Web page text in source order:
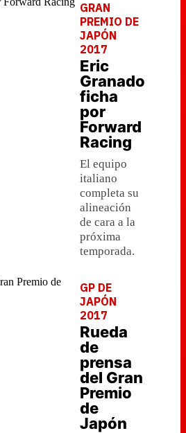
GRAN
PREMIO DE
JAPÓN
2017
Eric
Granado
ficha
por
Forward
Racing
El equipo
italiano
completa su
alineación
de cara a la
próxima
temporada.
GP DE
JAPÓN
2017
Rueda
de
prensa
del Gran
Premio
de
Japón